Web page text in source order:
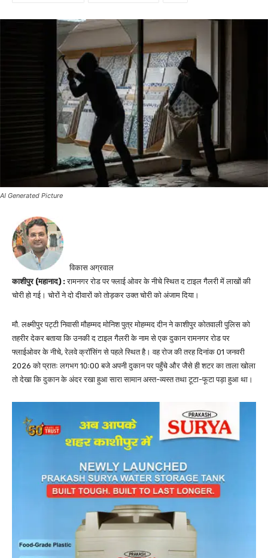
AI Generated Picture
विकास अग्रवाल
काशीपुर (महानाद) :रामनगर रोड पर फ्लाई ओवर के नीचे स्थित द टाइल गैलरी में लाखों की
चोरी हो गई। चोरों ने दो दीवारों को तोड़कर उक्त चोरी को अंजाम दिया।
मौ. लक्ष्मीपुर पट्टी निवासी मौहम्मद मोनिश पुत्र मोहम्मद दीन ने काशीपुर कोतवाली पुलिस को
तहरीर देकर बताया कि उनकी द टाइल गैलरी के नाम से एक दुकान रामनगर रोड पर
फ्लाईओवर के नीचे, रेलवे क्रॉसिंग से पहले स्थित है। वह रोज की तरह दिनांक 01 जनवरी
2026 को प्रातः लगभग 10ः00 बजे अपनी दुकान पर पहुँचे और जैसे ही शटर का ताला खोला
तो देखा कि दुकान के अंदर रखा हुआ सारा सामान अस्त-व्यस्त तथा टूटा-फूटा पड़ा हुआ था।